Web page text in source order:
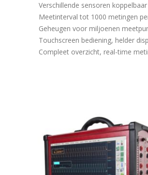
Verschillende sensoren koppelbaar
Meetinterval tot 1000 metingen
Geheugen voor miljoenen
Touchscreen bediening, helder
Compleet overzicht, real-time